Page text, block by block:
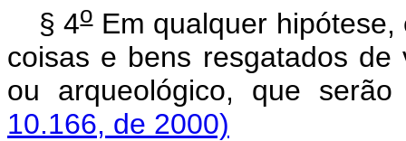
§ 4oEm qualquer hipótese,
coisas e bens resgatados
ou arqueológico, que
10.166, de 2000)